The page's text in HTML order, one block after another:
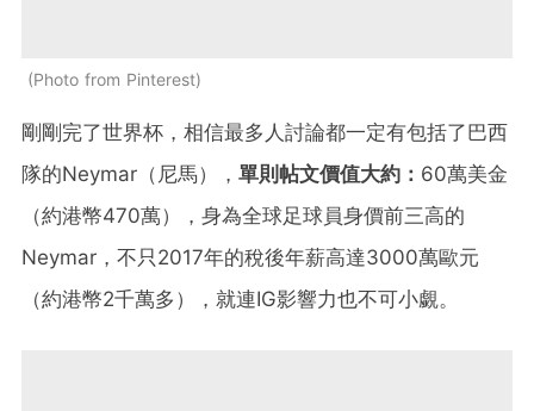
Photo from Pinterest
剛剛完了世界杯，相信最多人討論都一定有包括了巴西
隊的Neymar（尼馬）， 單則帖文價值大約： 60萬美金
（約港幣470萬），身為全球足球員身價前三高的
Neymar，不只2017年的稅後年薪高達3000萬歐元
（約港幣2千萬多），就連IG影響力也不可小覷。